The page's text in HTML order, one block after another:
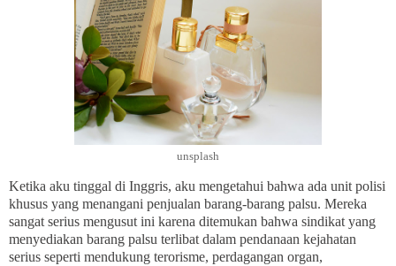
unsplash
Ketika aku tinggal di Inggris, aku mengetahui bahwa ada unit polisi
khusus yang menangani penjualan barang-barang palsu. Mereka
sangat serius mengusut ini karena ditemukan bahwa sindikat yang
menyediakan barang palsu terlibat dalam pendanaan kejahatan
serius seperti mendukung terorisme, perdagangan organ,